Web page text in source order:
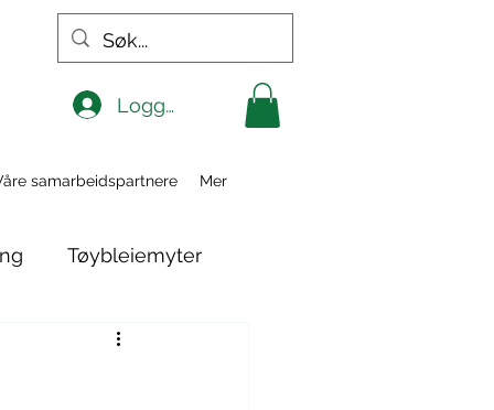
Logg inn
samarbeidspartnere Mer
Tøybleiemyter